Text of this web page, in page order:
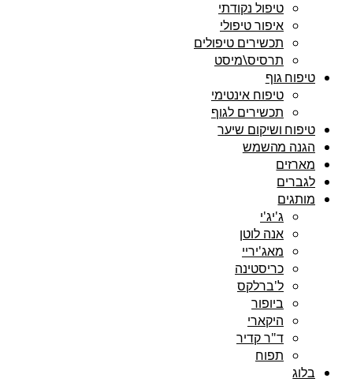
טיפול נקודתי
איפור טיפולי
תכשירים טיפולים
תרסיס\מיסט
טיפוח גוף
טיפוח אינטימי
תכשירים לגוף
טיפוח ושיקום שיער
הגנה מהשמש
מארזים
לגברים
מותגים
ג'יג'י
אנה לוטן
מאג'יריי
כריסטינה
ל'ברלקס
ביופור
היקארי
ד"ר קדיר
תפוח
בלוג